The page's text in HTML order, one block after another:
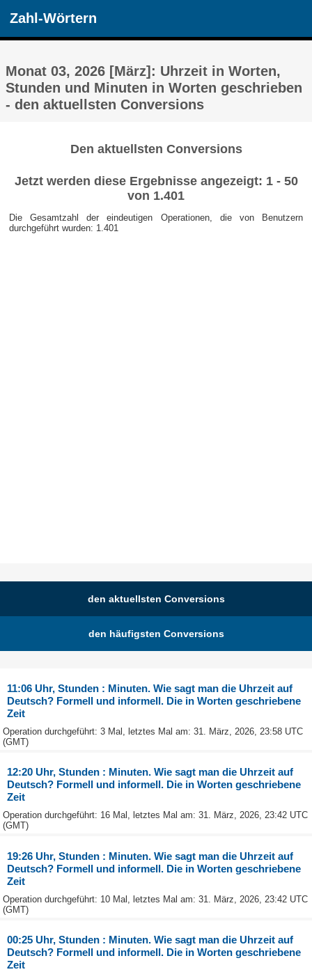
Zahl-Wörtern
Monat 03, 2026 [März]: Uhrzeit in Worten,
Stunden und Minuten in Worten geschrieben
- den aktuellsten Conversions
Den aktuellsten Conversions
Jetzt werden diese Ergebnisse angezeigt: 1 - 50
von 1.401
Die Gesamtzahl der eindeutigen Operationen, die von Benutzern
durchgeführt wurden: 1.401
den aktuellsten Conversions
den häufigsten Conversions
11:06 Uhr, Stunden : Minuten. Wie sagt man die Uhrzeit auf
Deutsch? Formell und informell. Die in Worten geschriebene
Zeit
Operation durchgeführt: 3 Mal, letztes Mal am: 31. März, 2026, 23:58 UTC
(GMT)
12:20 Uhr, Stunden : Minuten. Wie sagt man die Uhrzeit auf
Deutsch? Formell und informell. Die in Worten geschriebene
Zeit
Operation durchgeführt: 16 Mal, letztes Mal am: 31. März, 2026, 23:42 UTC
(GMT)
19:26 Uhr, Stunden : Minuten. Wie sagt man die Uhrzeit auf
Deutsch? Formell und informell. Die in Worten geschriebene
Zeit
Operation durchgeführt: 10 Mal, letztes Mal am: 31. März, 2026, 23:42 UTC
(GMT)
00:25 Uhr, Stunden : Minuten. Wie sagt man die Uhrzeit auf
Deutsch? Formell und informell. Die in Worten geschriebene
Zeit